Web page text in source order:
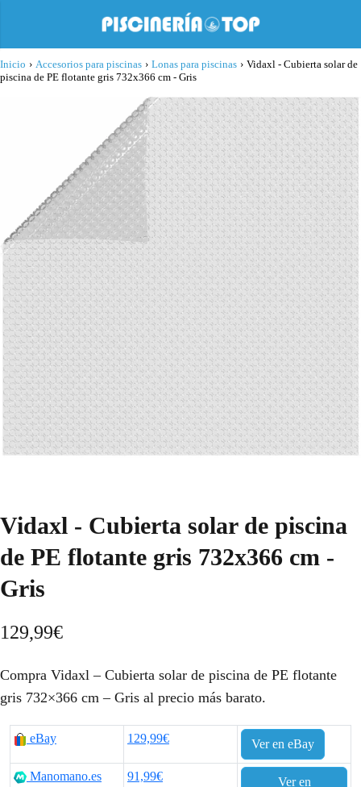
Inicio › Accesorios para piscinas › Lonas para piscinas › Vidaxl - Cubierta solar de
piscina de PE flotante gris 732x366 cm - Gris
Vidaxl - Cubierta solar de piscina
de PE flotante gris 732x366 cm -
Gris
129,99€
Compra Vidaxl – Cubierta solar de piscina de PE flotante
gris 732×366 cm – Gris al precio más barato.
eBay 129,99€ Ver en eBay
Manomano.es 91,99€
Ver en